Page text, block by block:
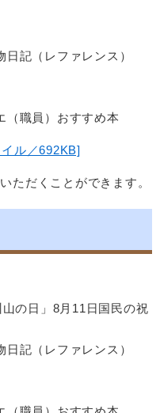
記（レファレンス）
（職員）おすすめ本
ル／692KB]
ただくことができます。
の日」8月11日国民の祝
記（レファレンス）